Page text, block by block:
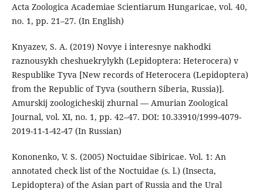
Acta Zoologica Academiae Scientiarum Hungaricae, vol. 40,
no. 1, pp. 21–27. (In English)
Knyazev, S. A. (2019) Novye i interesnye nakhodki
raznousykh cheshuekrylykh (Lepidoptera: Heterocera) v
Respublike Tyva [New records of Heterocera (Lepidoptera)
from the Republic of Tyva (southern Siberia, Russia)].
Amurskij zoologicheskij zhurnal — Amurian Zoological
Journal, vol. XI, no. 1, pp. 42–47. DOI: 10.33910/1999-4079-
2019-11-1-42-47 (In Russian)
Kononenko, V. S. (2005) Noctuidae Sibiricae. Vol. 1: An
annotated check list of the Noctuidae (s. l.) (Insecta,
Lepidoptera) of the Asian part of Russia and the Ural